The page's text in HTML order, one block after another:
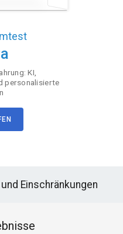
KI,
personalisierte
Einschränkungen